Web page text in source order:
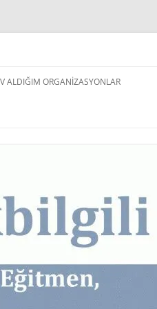
ALDIĞIM ORGANIZASYONLAR